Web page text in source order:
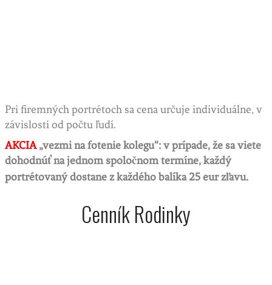
Pri firemných portrétoch sa cena určuje individuálne, v
závislosti od počtu ľudí.
AKCIA „vezmi na fotenie kolegu“: v prípade, že sa viete
dohodnúť na jednom spoločnom termíne, každý
portrétovaný dostane z každého balíka 25 eur zľavu.
Cenník Rodinky